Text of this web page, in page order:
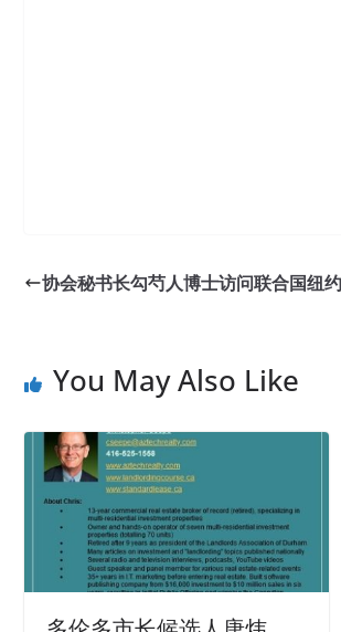
协会秘书长勾芍人博士访问联合国纽
You May Also Like